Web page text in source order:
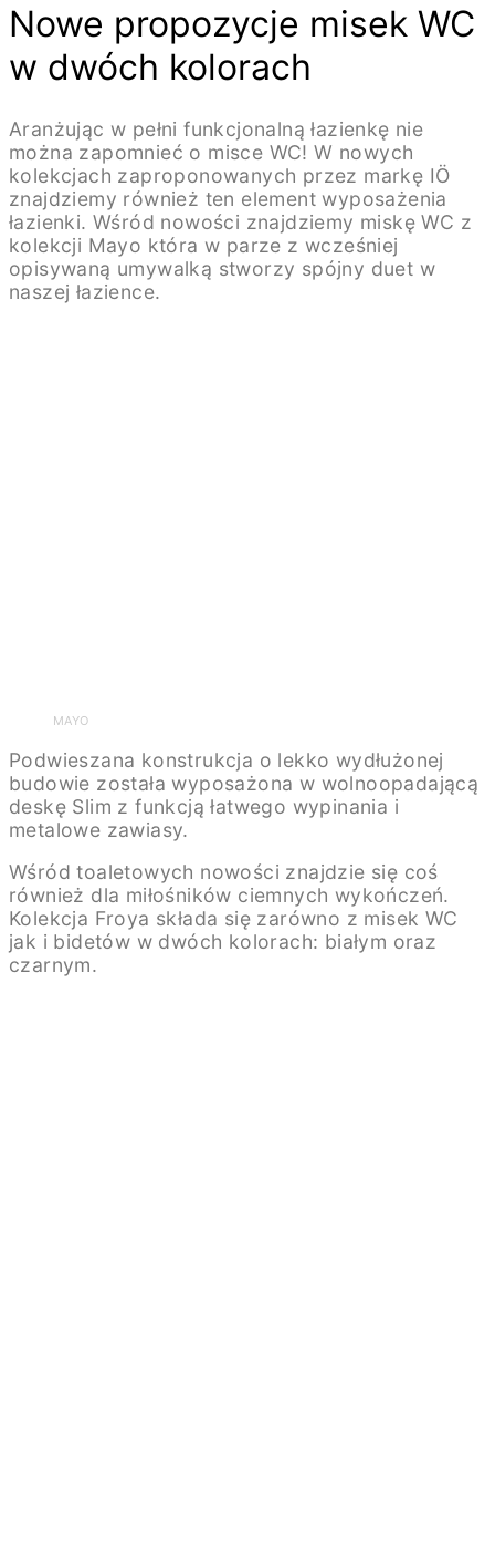
Nowe propozycje misek WC
w dwóch kolorach
Aranżując w pełni funkcjonalną łazienkę nie
można zapomnieć o misce WC! W nowych
kolekcjach zaproponowanych przez markę IÖ
znajdziemy również ten element wyposażenia
łazienki. Wśród nowości znajdziemy miskę WC z
kolekcji Mayo która w parze z wcześniej
opisywaną umywalką stworzy spójny duet w
naszej łazience.
MAYO
Podwieszana konstrukcja o lekko wydłużonej
budowie została wyposażona w wolnoopadającą
deskę Slim z funkcją łatwego wypinania i
metalowe zawiasy.
Wśród toaletowych nowości znajdzie się coś
również dla miłośników ciemnych wykończeń.
Kolekcja Froya składa się zarówno z misek WC
jak i bidetów w dwóch kolorach: białym oraz
czarnym.